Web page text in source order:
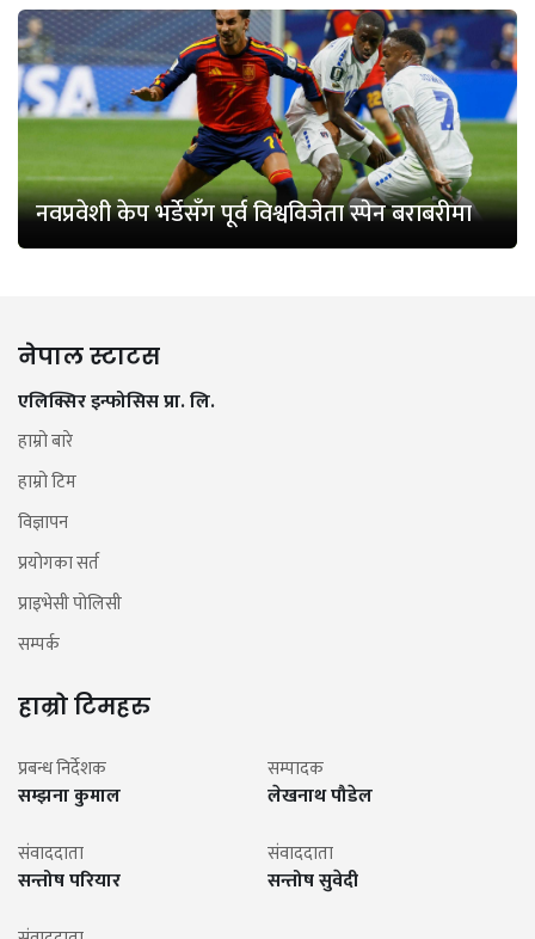
नवप्रवेशी केप भर्डेसँग पूर्व विश्वविजेता स्पेन बराबरीमा
नेपाल स्टाटस
एलिक्सिर इन्फोसिस प्रा. लि.
हाम्रो बारे
हाम्रो टिम
विज्ञापन
प्रयोगका सर्त
प्राइभेसी पोलिसी
सम्पर्क
हाम्रो टिमहरु
प्रबन्ध निर्देशक
सम्झना कुमाल
सम्पादक
लेखनाथ पौडेल
संवाददाता
सन्तोष परियार
संवाददाता
सन्तोष सुवेदी